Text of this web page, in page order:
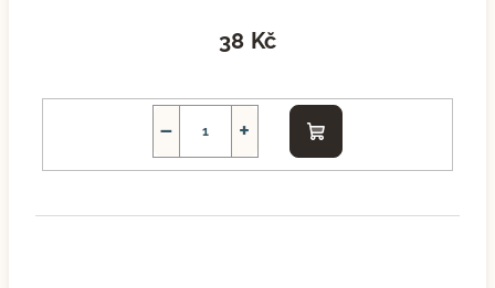
38 Kč
+
−
Do
košíku